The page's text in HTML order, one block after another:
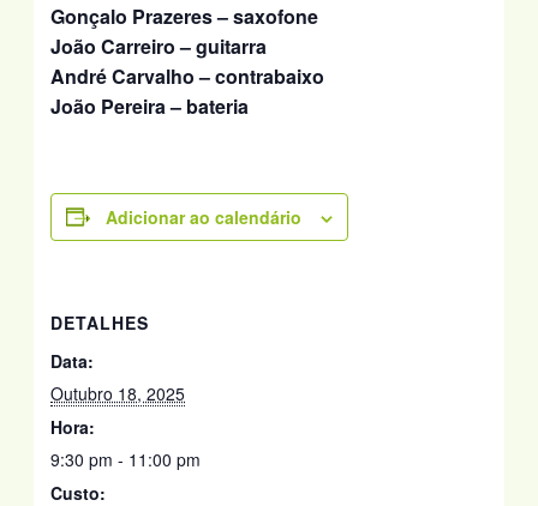
Gonçalo Prazeres – saxofone
João Carreiro – guitarra
André Carvalho – contrabaixo
João Pereira – bateria
Adicionar ao calendário
DETALHES
Data:
Outubro 18, 2025
Hora:
9:30 pm - 11:00 pm
Custo: